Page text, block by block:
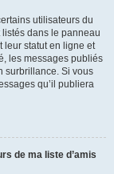
utilisateurs du
listés dans le panneau
leur statut en ligne et
les messages publiés
surbrillance. Si vous
qu’il publiera
de ma liste d’amis